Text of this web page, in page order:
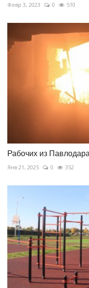
Февр 3, 2023 0 510
Рабочих из
Янв 21, 2025 0 352